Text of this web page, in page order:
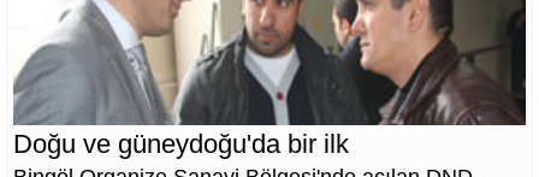
Doğu ve güneydoğu'da bir ilk